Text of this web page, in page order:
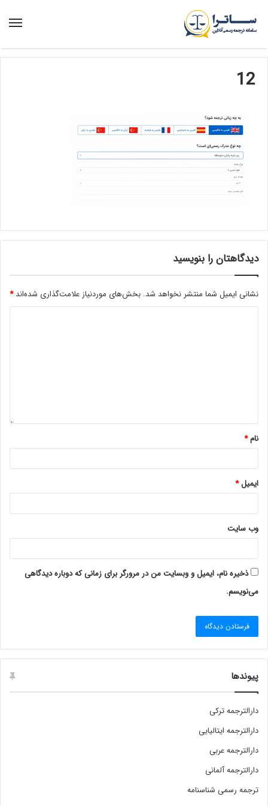
منو
12
دیدگاهتان را بنویسید
نشانی ایمیل شما منتشر نخواهد شد. بخش‌های موردنیاز علامت‌گذاری شده‌اند*
نام*
ایمیل*
وب‌ سایت
ذخیره نام، ایمیل و وبسایت من در مرورگر برای زمانی که دوباره دیدگاهی
می‌نویسم.
پیوندها
دارالترجمه ترکی
دارالترجمه ایتالیایی
دارالترجمه عربی
دارالترجمه آلمانی
ترجمه رسمی شناسنامه